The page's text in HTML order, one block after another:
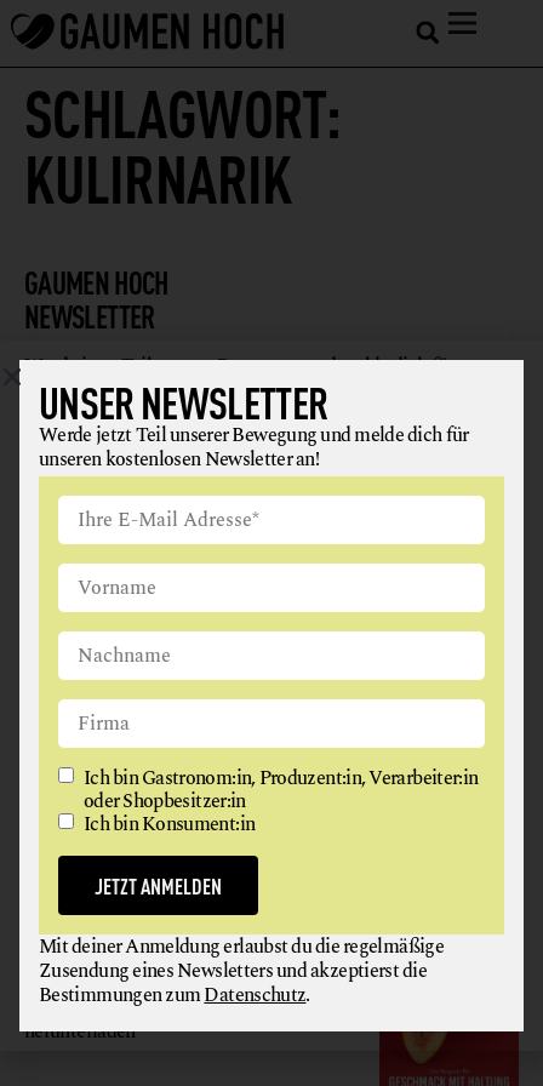
SCHLAGWORT:
KULIRNARIK
GAUMEN HOCH
MAGAZIN
Hier gratis
herunterladen
GAUMEN HOCH
NEWSLETTER
Werde jetzt Teil unserer Bewegung und melde dich für
unseren kostenlosen Newsletter an!
Ich bin Gastronom:in, Produzent:in, Verarbeiter:in oder
Shopbesitzer:in
Ich bin Konsument:in
JETZT ANMELDEN
Mit deiner Anmeldung erlaubst du die regelmäßige
Zusendung eines Newsletters und akzeptierst die
Bestimmungen zum Datenschutz
UNSER NEWSLETTER
Werde jetzt Teil unserer Bewegung und melde dich für
unseren kostenlosen Newsletter an!
Ich bin Gastronom:in, Produzent:in, Verarbeiter:in
oder Shopbesitzer:in
Ich bin Konsument:in
JETZT ANMELDEN
Mit deiner Anmeldung erlaubst du die regelmäßige
Zusendung eines Newsletters und akzeptierst die
Bestimmungen zumDatenschutz.